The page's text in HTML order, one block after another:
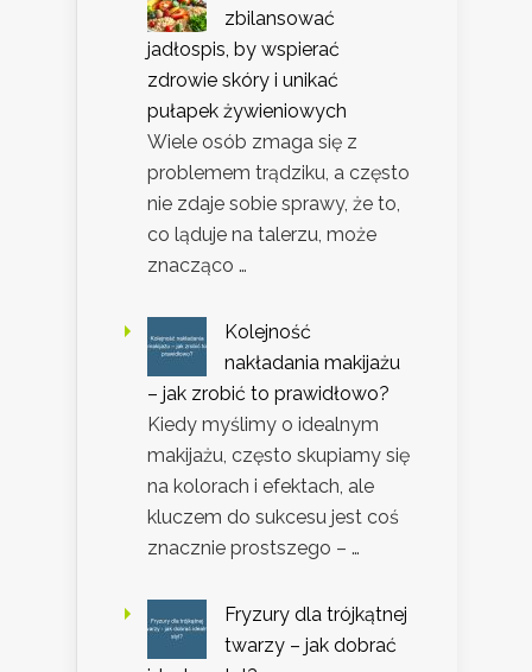
zbilansować
jadłospis, by wspierać
zdrowie skóry i unikać
pułapek żywieniowych
Wiele osób zmaga się z
problemem trądziku, a często
nie zdaje sobie sprawy, że to,
co ląduje na talerzu, może
znacząco …
Kolejność
nakładania makijażu
– jak zrobić to prawidłowo?
Kiedy myślimy o idealnym
makijażu, często skupiamy się
na kolorach i efektach, ale
kluczem do sukcesu jest coś
znacznie prostszego – …
Fryzury dla trójkątnej
twarzy – jak dobrać